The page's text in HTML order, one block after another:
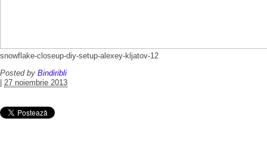
snowflake-closeup-diy-setup-alexey-kljatov-12
Posted by Bindiribli
27 noiembrie 2013